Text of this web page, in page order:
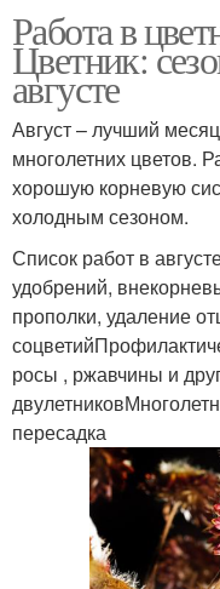
Работа в
Цветник:
августе
Август – лучший
многолетних цветов.
хорошую корневую
холодным сезоном.
Список работ в
удобрений,
прополки, удаление
росы , ржавчины и
пересадка